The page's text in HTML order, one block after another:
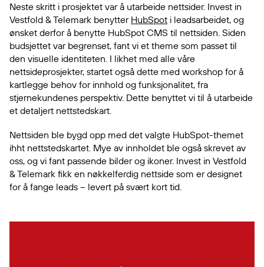
Neste skritt i prosjektet var å utarbeide nettsider. Invest in
Vestfold & Telemark benytter HubSpot i leadsarbeidet, og
ønsket derfor å benytte HubSpot CMS til nettsiden. Siden
budsjettet var begrenset, fant vi et theme som passet til
den visuelle identiteten. I likhet med alle våre
nettsideprosjekter, startet også dette med workshop for å
kartlegge behov for innhold og funksjonalitet, fra
stjernekundenes perspektiv. Dette benyttet vi til å utarbeide
et detaljert nettstedskart.
Nettsiden ble bygd opp med det valgte HubSpot-themet
ihht nettstedskartet. Mye av innholdet ble også skrevet av
oss, og vi fant passende bilder og ikoner. Invest in Vestfold
& Telemark fikk en nøkkelferdig nettside som er designet
for å fange leads – levert på svært kort tid.